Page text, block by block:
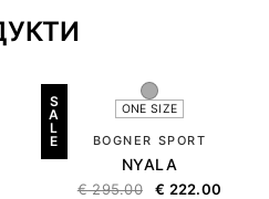
S
A
L
E
ONE SIZE
BOGNER SPORT
NYALA
€295.00 € 222.00